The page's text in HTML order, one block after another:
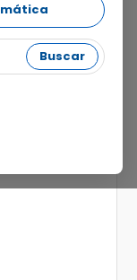
Buscar